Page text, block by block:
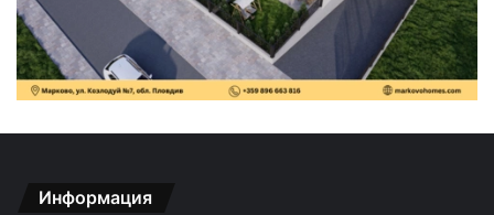
Информация